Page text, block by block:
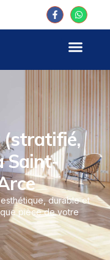
(stratifié,
Saint-
durable et
pièce de votre